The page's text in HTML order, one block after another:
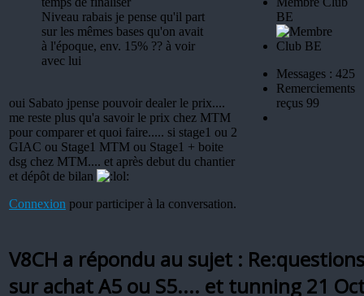
Niveau rabais je pense qu'il part
sur les mêmes bases qu'on avait
à l'époque, env. 15% ?? à voir
avec lui
oui Sabato jpense pouvoir dealer le prix....
me reste plus qu'a savoir le prix chez MTM
pour comparer et quoi faire..... si stage1 ou 2
GIAC ou Stage1 MTM ou Stage1 + boite
dsg chez MTM.... et après debut du chantier
et dépôt de bilan
Connexion pour participer à la conversation.
BE
Messages : 425
Remerciements
reçus 99
V8CH a répondu au sujet : Re:questions
sur achat A5 ou S5.... et tunning 21